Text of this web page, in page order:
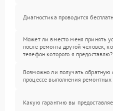
Диагностика проводится
Может ли вместо меня принять
после ремонта другой человек,
телефон которого я предоставлю?
Возможно ли получать обратную
процессе выполнения ремонтных
Какую гарантию вы